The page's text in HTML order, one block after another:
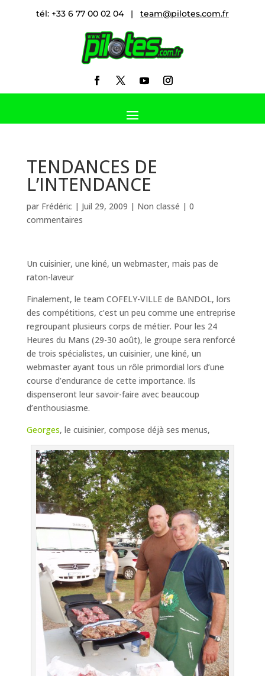
tél: +33 6 77 00 02 04 | team@pilotes.com.fr
TENDANCES DE
L’INTENDANCE
par Frédéric| Juil 29, 2009 | Non classé | 0
commentaires
Un cuisinier, une kiné, un webmaster, mais pas de
raton-laveur
Finalement, le team COFELY-VILLE de BANDOL, lors
des compétitions, c’est un peu comme une entreprise
regroupant plusieurs corps de métier. Pour les 24
Heures du Mans (29-30 août), le groupe sera renforcé
de trois spécialistes, un cuisinier, une kiné, un
webmaster ayant tous un rôle primordial lors d’une
course d’endurance de cette importance. Ils
dispenseront leur savoir-faire avec beaucoup
d’enthousiasme.
Georges, le cuisinier, compose déjà ses menus,